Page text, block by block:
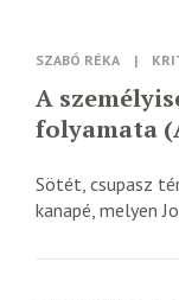
SZABÓ RÉKA |
A
folyamata
Sötét, csupasz
kanapé, melyen